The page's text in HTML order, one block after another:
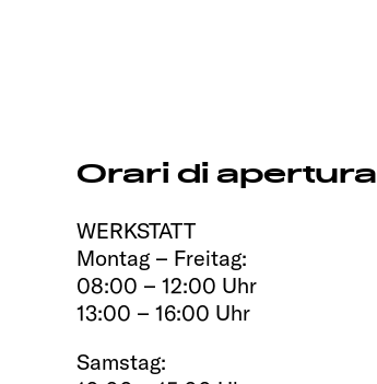
Orari di apertura
WERKSTATT
Montag – Freitag:
08:00 – 12:00 Uhr
13:00 – 16:00 Uhr
Samstag: